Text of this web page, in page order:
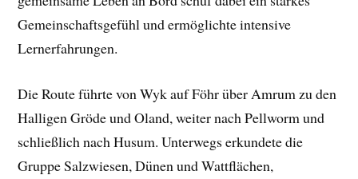
Gemeinschaftsgefühl und ermöglichte intensive
Lernerfahrungen.
Die Route führte von Wyk auf Föhr über Amrum zu den
Halligen Gröde und Oland, weiter nach Pellworm und
schließlich nach Husum. Unterwegs erkundete die
Gruppe Salzwiesen, Dünen und Wattflächen,